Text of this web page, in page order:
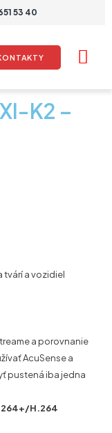
53 40
K2 –
tvárí a vozidiel
a porovnanie
AcuSense a
pustená iba jedna
H.264